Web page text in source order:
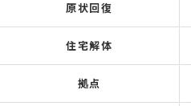
原状回復
住宅解体
拠点